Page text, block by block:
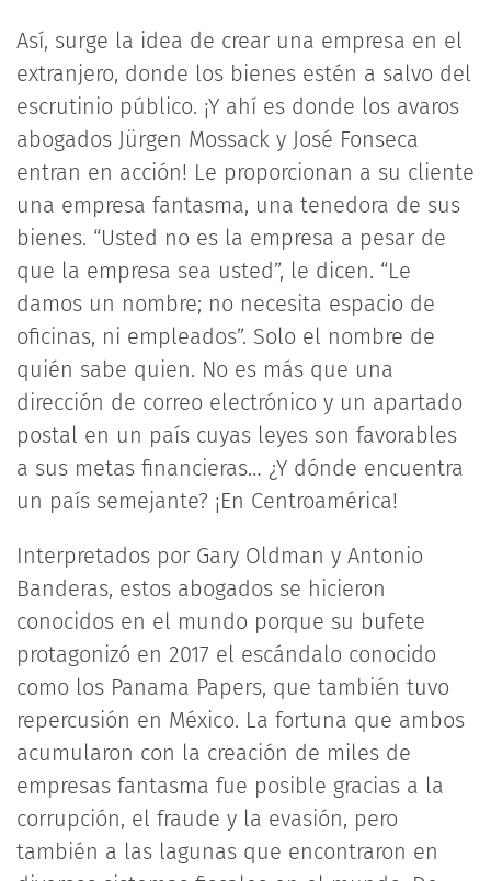
Así, surge la idea de crear una empresa en el
extranjero, donde los bienes estén a salvo del
escrutinio público. ¡Y ahí es donde los avaros
abogados Jürgen Mossack y José Fonseca
entran en acción! Le proporcionan a su cliente
una empresa fantasma, una tenedora de sus
bienes. “Usted no es la empresa a pesar de
que la empresa sea usted”, le dicen. “Le
damos un nombre; no necesita espacio de
oficinas, ni empleados”. Solo el nombre de
quién sabe quien. No es más que una
dirección de correo electrónico y un apartado
postal en un país cuyas leyes son favorables
a sus metas financieras… ¿Y dónde encuentra
un país semejante? ¡En Centroamérica!
Interpretados por Gary Oldman y Antonio
Banderas, estos abogados se hicieron
conocidos en el mundo porque su bufete
protagonizó en 2017 el escándalo conocido
como los Panama Papers, que también tuvo
repercusión en México. La fortuna que ambos
acumularon con la creación de miles de
empresas fantasma fue posible gracias a la
corrupción, el fraude y la evasión, pero
también a las lagunas que encontraron en